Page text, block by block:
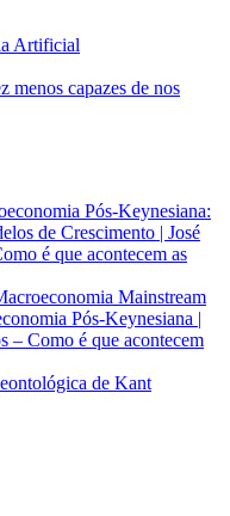
Artificial
menos capazes de nos
Pós-Keynesiana:
de Crescimento | José
é que acontecem as
Mainstream
Pós-Keynesiana |
– Como é que acontecem
de Kant